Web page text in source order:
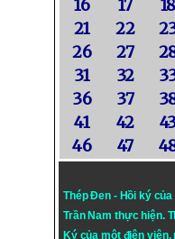
16
17 18
21
22
26
27
31
32
36
37
41
42
46
47
Thép Đen - Hồi ký
Trần Nam thực hiện.
Ký của một điện